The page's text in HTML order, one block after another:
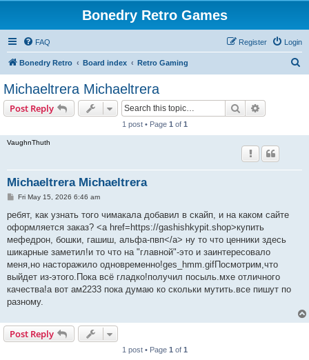
Bonedry Retro Games
FAQ Login
Register
Bonedry Retro Board index Retro Gaming
Michaeltrera Michaeltrera
Post Reply Search
1 post • Page 1 of 1
VaughnThuth
Michaeltrera Michaeltrera
P
s
Fri May 15, 2026 6:46 am
ребят, как узнать того чимакала добавил в скайп, и на каком сайте
оформляется заказ? <a href=https://gashishkypit.shop>купить
мефедрон, бошки, гашиш, альфа-пвп</a> ну то что ценники здесь
шикарные заметил!и то что на "главной"-это и заинтересовало
меня,но насторажило одновременно!ges_hmm.gifПосмотрим,что
выйдет из-этого.Пока всё гладко!получил посыль.мхе отличного
качества!а вот ам2233 пока думаю ко скольки мутить.все пишут по
разному.
Post Reply
1 post • Page 1 of 1